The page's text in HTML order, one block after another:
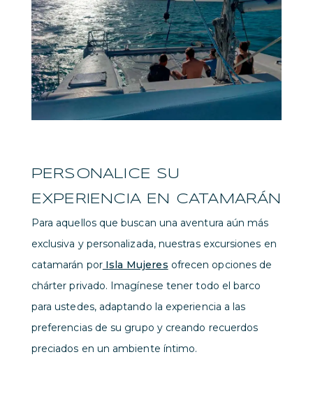
PERSONALICE SU
EXPERIENCIA EN CATAMARÁN
Para aquellos que buscan una aventura aún más
exclusiva y personalizada, nuestras excursiones en
catamarán porIsla Mujeres ofrecen opciones de
chárter privado. Imagínese tener todo el barco
para ustedes, adaptando la experiencia a las
preferencias de su grupo y creando recuerdos
preciados en un ambiente íntimo.